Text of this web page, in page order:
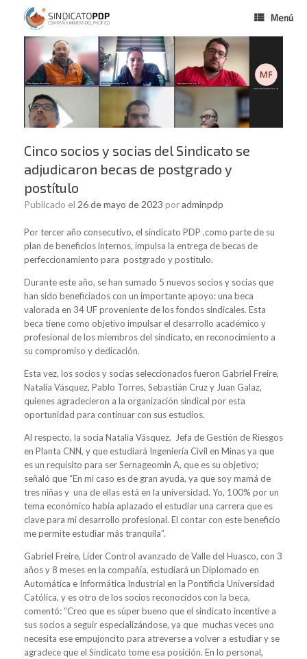
Menú
Cinco socios y socias del Sindicato se
adjudicaron becas de postgrado y
postítulo
Publicado el 26 de mayo de 2023 poradminpdp
Por tercer año consecutivo, el sindicato PDP ,como parte de su
plan de beneficios internos, impulsa la entrega de becas de
perfeccionamiento para postgrado y postítulo.
Durante este año, se han sumado 5 nuevos socios y socias que
han sido beneficiados con un importante apoyo: una beca
valorada en 34 UF proveniente de los fondos sindicales. Esta
beca tiene como objetivo impulsar el desarrollo académico y
profesional de los miembros del sindicato, en reconocimiento a
su compromiso y dedicación.
Esta vez, los socios y socias seleccionados fueron Gabriel Freire,
Natalia Vásquez, Pablo Torres, Sebastián Cruz y Juan Galaz,
quienes agradecieron a la organización sindical por esta
oportunidad para continuar con sus estudios.
Al respecto, la socia Natalia Vásquez, Jefa de Gestión de Riesgos
en Planta CNN, y que estudiará Ingeniería Civil en Minas ya que
es un requisito para ser Sernageomin A, que es su objetivo;
señaló que “En mi caso es de gran ayuda, ya que soy mamá de
tres niñas y una de ellas está en la universidad. Yo, 100% por un
tema económico había aplazado el estudiar una carrera que es
clave para mi desarrollo profesional. El contar con este beneficio
me permite estudiar más tranquila”.
Gabriel Freire, Líder Control avanzado de Valle del Huasco, con 3
años y 8 meses en la compañía, estudiará un Diplomado en
Automática e Informática Industrial en la Pontificia Universidad
Católica, y es otro de los socios reconocidos con la beca,
comentó: “Creo que es súper bueno que el sindicato incentive a
sus socios a seguir especializándose, ya que muchas veces uno
necesita ese empujoncito para atreverse a volver a estudiar y se
agradece que el Sindicato tome esa posición. En lo personal,